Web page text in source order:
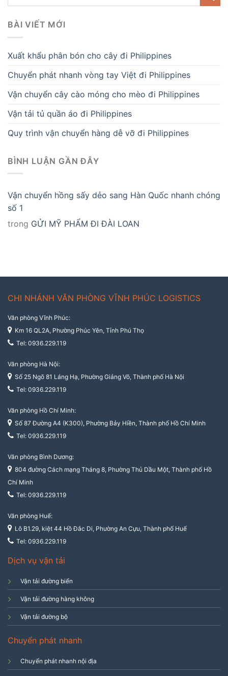
BÀI VIẾT MỚI
Xuất khẩu phân bón cho cây đi Philippines
Chuyển phát nhanh vòng tay Việt đi Philippines
Vận chuyển cây cào móng cho mèo đi Philippines
Vận tải tủ quần áo đi Philippines
Quy trình vận chuyển hàng dễ vỡ đi Philippines
BÌNH LUẬN GẦN ĐÂY
Vận chuyển hồng sấy dẻo sang Hàn Quốc nhanh chóng
số 1
trong GỬI MỸ PHẨM ĐI ĐÀI LOAN
CHI NHÁNH VĂN PHÒNG VĨNH PHÚC LOGISTICS
Văn phòng Vĩnh Phúc:
Km 16 QL2A, Phường Phúc Yên, Tỉnh Phú Thọ
Tel: 0936.229.119
Văn phòng Hà Nội:
Số 25 Ngõ 81 Láng Hạ, Phường Giảng Võ, Thành phố Hà Nội
Tel: 0936.229.119
Văn phòng Hồ Chí Minh:
Số 87 Đường A4 (K300), Phường Bảy Hiền, Thành phố Hồ Chí Minh
Tel: 0936.229.119
Văn phòng Bình Dương:
804 đường Cách mạng Tháng 8, Phường Thủ Dầu Một, Thành phố Hồ
Chí Minh
Tel: 0936.229.119
Văn phòng Huế:
Lô B1.29, kiệt 44 Hồ Đắc Di, Phường An Cựu, Thành phố Huế
Tel: 0936.229.119
Dịch vụ vận tải
Vận tải đường biển
Vận tải đường hàng không
Vận tải đường bộ
Chuyển phát nhanh
Chuyển phát nhanh nội địa